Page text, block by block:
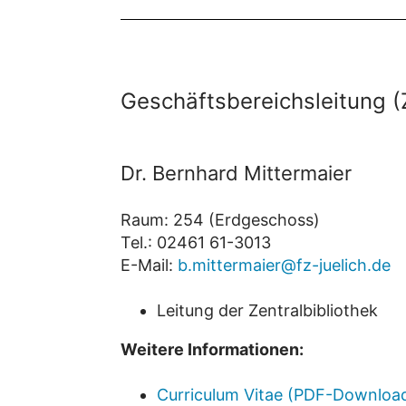
Geschäftsbereichsleitung
Dr. Bernhard Mittermaier
Raum: 254 (Erdgeschoss)
Tel.: 02461 61-3013
E-Mail: b.mittermaier@fz-juelich.de
Leitung der Zentralbibliothek
Weitere Informationen:
Curriculum Vitae (PDF-